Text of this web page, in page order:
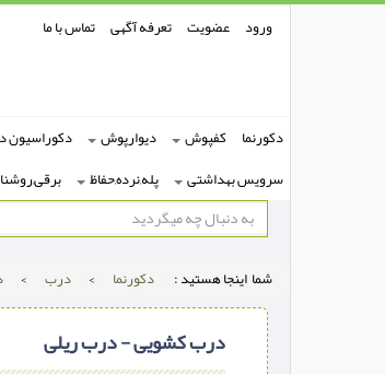
ورود عضویت تعرفه آگهی تماس با ما
دکورنما کفپوش دیوارپوش دکوراسیون
سرویس بهداشتی
پله,نرده,حفاظ
شما اینجا هستید : دکورنما > درب >
درب کشویی - درب ریلی